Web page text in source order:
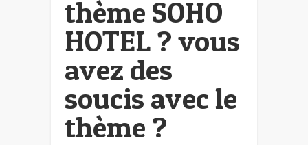
thème SOHO
HOTEL ? vous
avez des
soucis avec le
thème ?